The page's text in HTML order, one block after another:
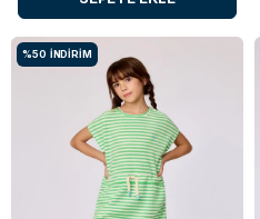
%50 İNDIRIM